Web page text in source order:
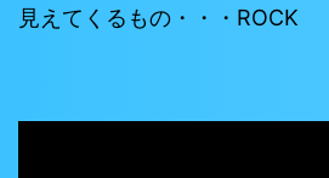
見えてくるもの・・・ROCK